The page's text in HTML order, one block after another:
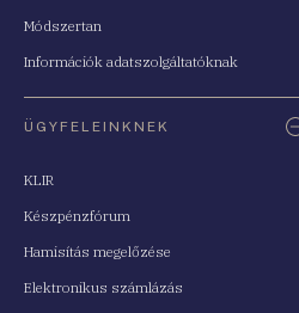
Módszertan
Információk adatszolgáltatóknak
ÜGYFELEINKNEK
KLIR
Készpénzfórum
Hamisítás megelőzése
Elektronikus számlázás